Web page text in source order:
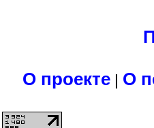
О проекте| О